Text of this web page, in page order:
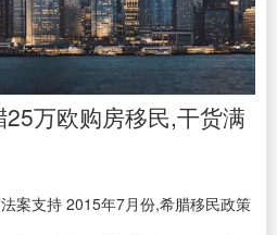
万欧购房移民,干货满
案支持 2015年7月份,希腊移民政策